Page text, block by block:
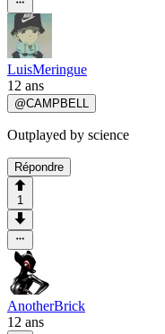
LuisMeringue
12 ans
@CAMPBELL
Outplayed by science
Répondre
1
AnotherBrick
12 ans